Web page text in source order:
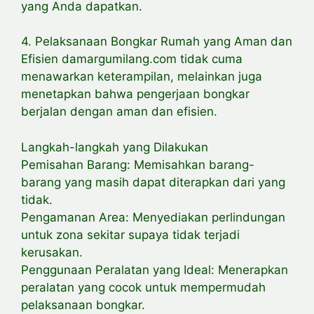
yang Anda dapatkan.
4. Pelaksanaan Bongkar Rumah yang Aman dan
Efisien damargumilang.com tidak cuma
menawarkan keterampilan, melainkan juga
menetapkan bahwa pengerjaan bongkar
berjalan dengan aman dan efisien.
Langkah-langkah yang Dilakukan
Pemisahan Barang: Memisahkan barang-
barang yang masih dapat diterapkan dari yang
tidak.
Pengamanan Area: Menyediakan perlindungan
untuk zona sekitar supaya tidak terjadi
kerusakan.
Penggunaan Peralatan yang Ideal: Menerapkan
peralatan yang cocok untuk mempermudah
pelaksanaan bongkar.